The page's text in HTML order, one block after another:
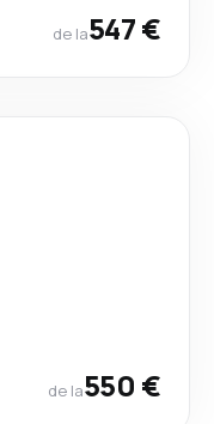
de la547 €
de la550 €